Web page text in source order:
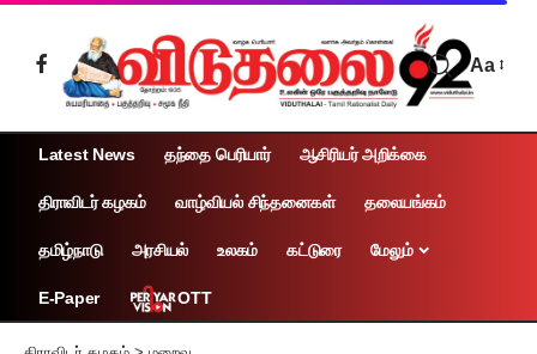
Aa
Latest News தந்தை பெரியார் ஆசிரியர் அறிக்கை
திராவிடர் கழகம் வாழ்வியல் சிந்தனைகள் தலையங்கம்
தமிழ்நாடு அரசியல் உலகம் கட்டுரை மேலும்
E-Paper OTT